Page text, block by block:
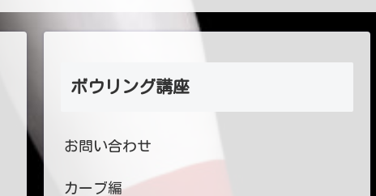
ボウリング講座
お問い合わせ
カーブ編